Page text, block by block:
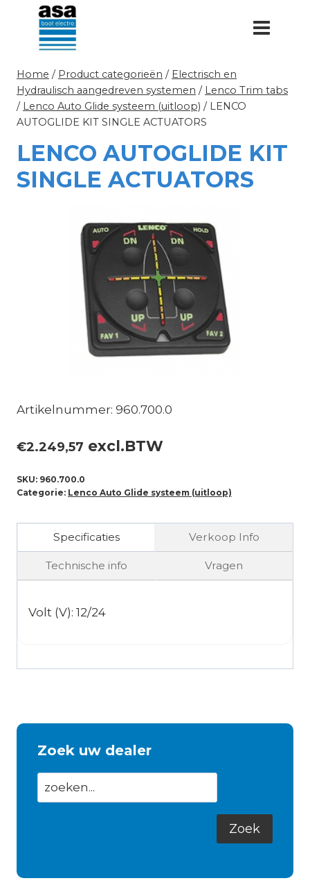
Doorgaan
inhoud
Home / Product categorieën / Electrisch en
Hydraulisch aangedreven systemen / Lenco Trim tabs
/ Lenco Auto Glide systeem (uitloop) / LENCO
AUTOGLIDE KIT SINGLE ACTUATORS
LENCO AUTOGLIDE KIT
SINGLE ACTUATORS
Artikelnummer: 960.700.0
€2.249,57 excl.BTW
SKU: 960.700.0
Categorie: Lenco Auto Glide systeem (uitloop)
Specificaties Verkoop Info
Technische info Vragen
Volt (V): 12/24
Zoek uw dealer